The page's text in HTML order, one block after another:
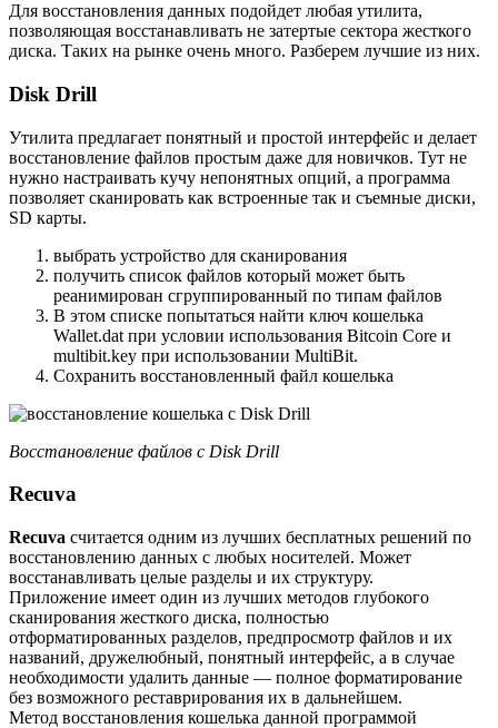
Для восстановления данных подойдет любая утилита,
позволяющая восстанавливать не затертые сектора жесткого
диска. Таких на рынке очень много. Разберем лучшие из них.
Disk Drill
Утилита предлагает понятный и простой интерфейс и делает
восстановление файлов простым даже для новичков. Тут не
нужно настраивать кучу непонятных опций, а программа
позволяет сканировать как встроенные так и съемные диски,
SD карты.
выбрать устройство для сканирования
получить список файлов который может быть
реанимирован сгруппированный по типам файлов
В этом списке попытаться найти ключ кошелька
Wallet.dat при условии использования Bitcoin Core и
multibit.key при использовании MultiBit.
Сохранить восстановленный файл кошелька
Восстановление файлов с Disk Drill
Recuva
Recuva считается одним из лучших бесплатных решений по
восстановлению данных с любых носителей. Может
восстанавливать целые разделы и их структуру.
Приложение имеет один из лучших методов глубокого
сканирования жесткого диска, полностью
отформатированных разделов, предпросмотр файлов и их
названий, дружелюбный, понятный интерфейс, а в случае
необходимости удалить данные — полное форматирование
без возможного реставрирования их в дальнейшем.
Метод восстановления кошелька данной программой